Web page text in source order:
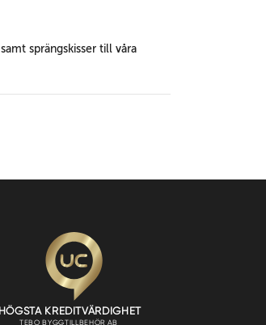
sprängskisser till våra